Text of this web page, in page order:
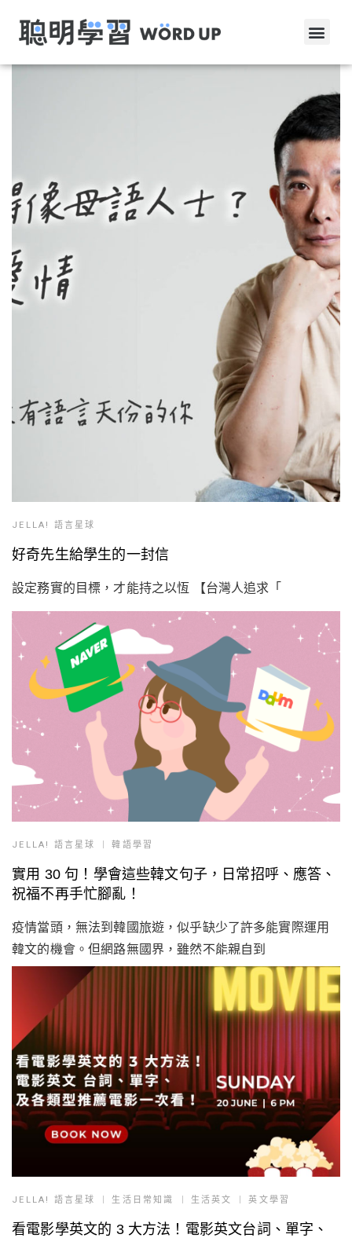
JELLA! 語言星球
好奇先生給學生的一封信
設定務實的目標，才能持之以恆 【台灣人追求「
JELLA! 語言星球 韓語學習
實用 30 句！學會這些韓文句子，日常招呼、應答、
祝福不再手忙腳亂！
疫情當頭，無法到韓國旅遊，似乎缺少了許多能實際運用
韓文的機會。但網路無國界，雖然不能親自到
JELLA! 語言星球 生活日常知識 生活英文 英文學習
看電影學英文的 3 大方法！電影英文台詞、單字、